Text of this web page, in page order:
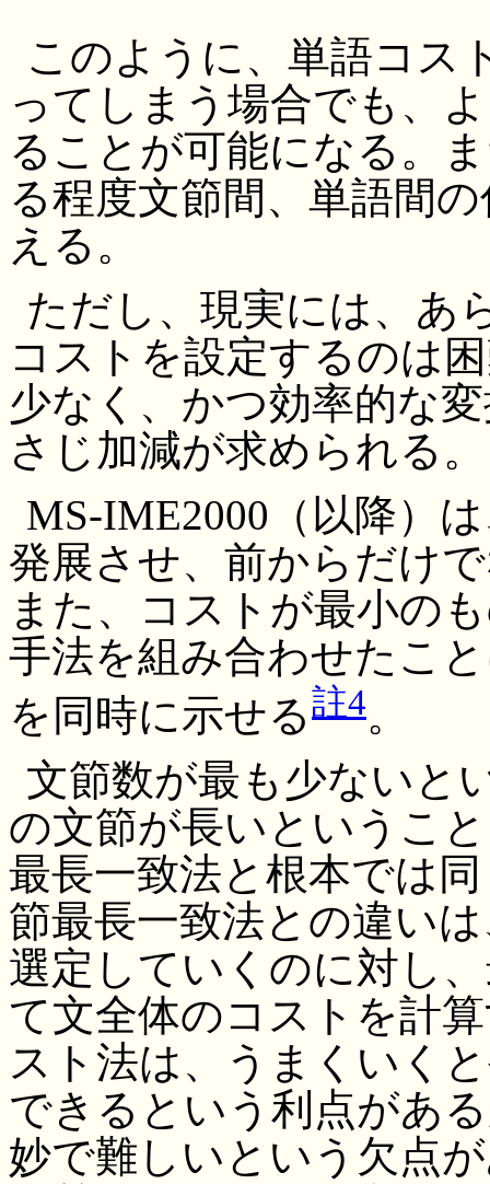
このように、単語コス
ってしまう場合でも、
ることが可能になる。
る程度文節間、単語間
える。
ただし、現実には、あ
コストを設定するのは
少なく、かつ効率的な
さじ加減が求められる。
MS-IME2000（以降）
発展させ、前からだけ
また、コストが最小の
手法を組み合わせたこ
を同時に示せる註4。
文節数が最も少ないと
の文節が長いというこ
最長一致法と根本では
節最長一致法との違い
選定していくのに対し
て文全体のコストを計
スト法は、うまくいく
できるという利点があ
妙で難しいという欠点